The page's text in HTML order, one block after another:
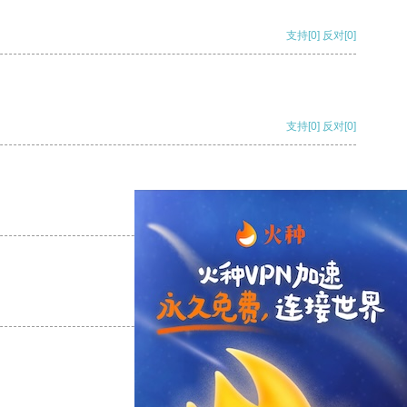
支持[0] 反对[0]
支持[0] 反对[0]
支持 [0] 反对[0]
支持[0] 反对